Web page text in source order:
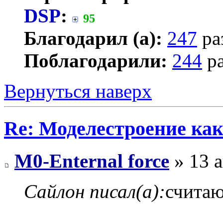
DSP: 95
Благодарил (а): 247
Поблагодарили: 244
Вернуться наверх
Re: Моделестроение
M0-Enternal force » 13
Сайлон писал(а):